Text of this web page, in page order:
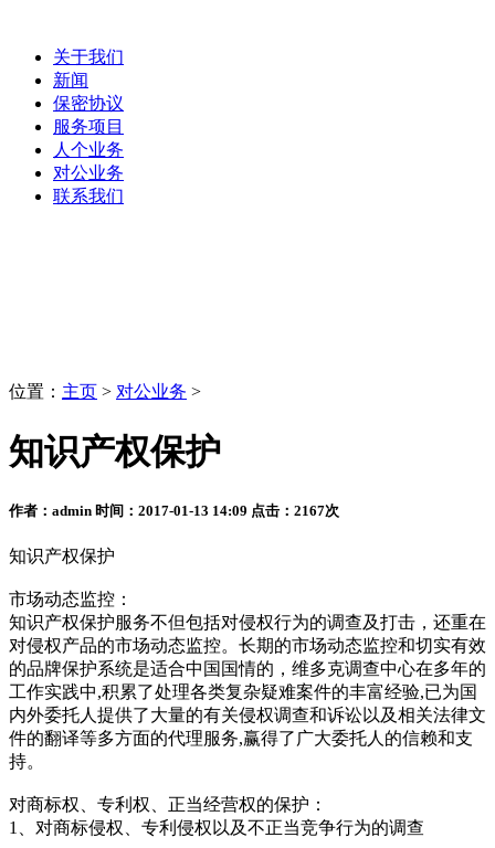
关于我们
新闻
保密协议
服务项目
人个业务
对公业务
联系我们
位置： 主页 > 对公业务 >
知识产权保护
作者：admin 时间：2017-01-13 14:09 点击：2167次
知识产权保护
市场动态监控：
知识产权保护服务不但包括对侵权行为的调查及打击，还重在
对侵权产品的市场动态监控。长期的市场动态监控和切实有效
的品牌保护系统是适合中国国情的，维多克调查中心在多年的
工作实践中,积累了处理各类复杂疑难案件的丰富经验,已为国
内外委托人提供了大量的有关侵权调查和诉讼以及相关法律文
件的翻译等多方面的代理服务,赢得了广大委托人的信赖和支
持。
对商标权、专利权、正当经营权的保护：
1、对商标侵权、专利侵权以及不正当竞争行为的调查